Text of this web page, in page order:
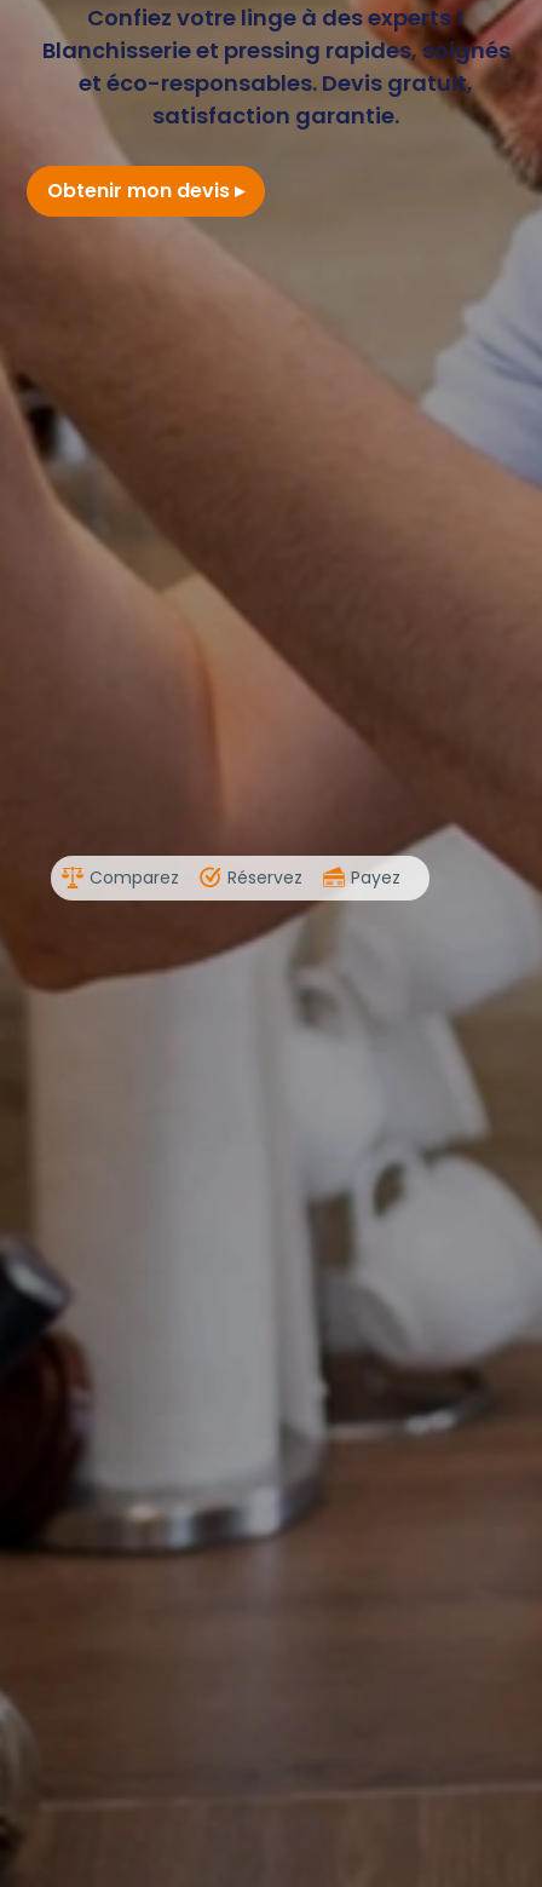
Confiez votre linge à des experts !
Blanchisserie et pressing rapides, soignés
et éco-responsables. Devis gratuit,
satisfaction garantie.
Obtenir mon devis
Comparez Réservez Payez